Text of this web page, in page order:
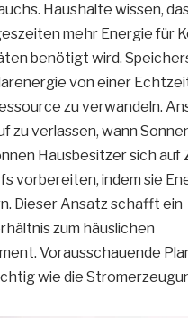
Haushalte wissen,
mehr Energie für
benötigt wird.
von einer
zu verwandeln.
zu verlassen, wann
Hausbesitzer sich auf
vorbereiten, indem sie
Dieser Ansatz schafft ein
zum häuslichen
Vorausschauende
wie die